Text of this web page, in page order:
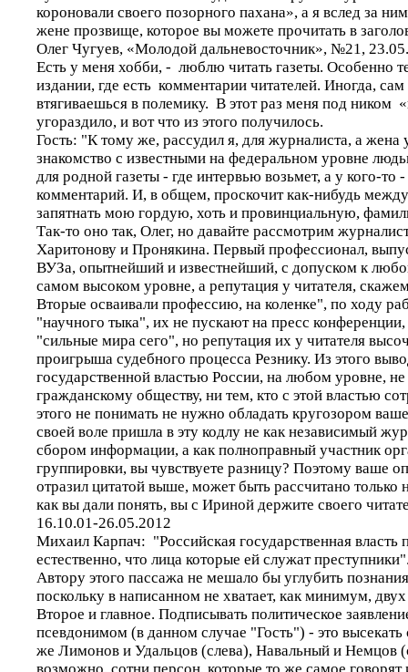
короновали своего позорного пахана», а я вслед за
жене прозвище, которое вы можете прочитать в
Олег Чугуев, «Молодой дальневосточник», №21,
Есть у меня хобби, - люблю читать газеты. Особенно
издании, где есть комментарии читателей. Иногда,
втягиваешься в полемику. В этот раз меня под ником
угораздило, и вот что из этого получилось.
Гость: "К тому же, рассудил я, для журналиста, а жена
знакомство с известными на федеральном уровне
для родной газеты - где интервью возьмет, а у кого-то
комментарий. И, в общем, проскочит как-нибудь
запятнать мою гордую, хоть и провинциальную,
Так-то оно так, Олег, но давайте рассмотрим
Харитонову и Пронякина. Первый профессионал,
ВУЗа, опытнейший и известнейший, с допуском к
самом высоком уровне, а репутация у читателя,
Вторые осваивали профессию, на коленке", по ходу
"научного тыка", их не пускают на пресс
"сильные мира сего", но репутация их у читателя
проигрыша судебного процесса Резнику. Из этого
государственной властью России, на любом уровне,
гражданскому обществу, ни тем, кто с этой властью
этого не понимать не нужно обладать кругозором
своей воле пришла в эту кодлу не как независимый
сбором информации, а как полноправный участник
группировки, вы чувствуете разницу? Поэтому ваше
отразил цитатой выше, может быть рассчитано только
как вы дали понять, вы с Ириной держите своего
16.10.01-26.05.2012
Михаил Карпач: "Российская государственная власть
естественно, что лица которые ей служат
Автору этого пассажа не мешало бы углубить
поскольку в написанном не хватает, как минимум,
Второе и главное. Подписывать политическое
псевдонимом (в данном случае "Гость") - это высекать
же Лимонов и Удальцов (слева), Навальный и Немцов